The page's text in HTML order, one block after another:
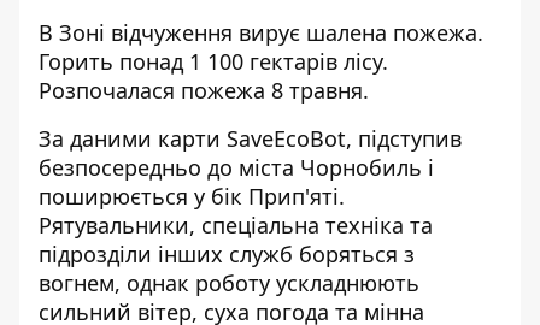
В Зоні відчуження вирує шалена пожежа.
Горить понад 1 100 гектарів лісу.
Розпочалася пожежа 8 травня.
За даними карти SaveEcoBot, підступив
безпосередньо до міста Чорнобиль і
поширюється у бік Прип'яті.
Рятувальники, спеціальна техніка та
підрозділи інших служб боряться з
вогнем, однак роботу ускладнюють
сильний вітер, суха погода та мінна